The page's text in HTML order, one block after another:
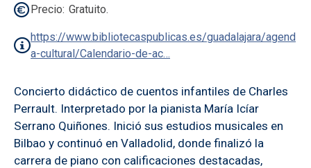
Precio Gratuito.
https://www.bibliotecaspublicas.es/guadalajara/agend
a-cultural/Calendario-de-ac…
Concierto didáctico de cuentos infantiles de Charles
Perrault. Interpretado por la pianista María Icíar
Serrano Quiñones. Inició sus estudios musicales en
Bilbao y continuó en Valladolid, donde finalizó la
carrera de piano con calificaciones destacadas,